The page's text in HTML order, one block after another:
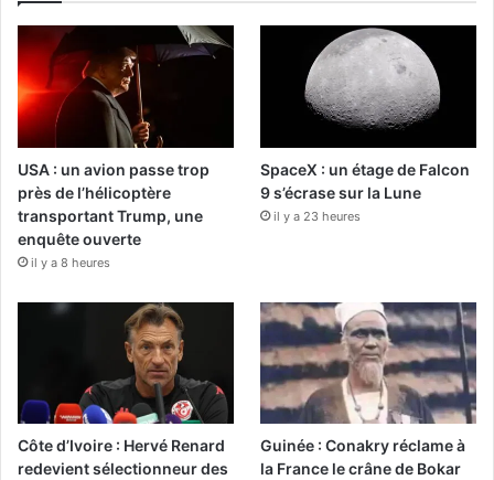
USA : un avion passe trop
près de l’hélicoptère
transportant Trump, une
enquête ouverte
il y a 8 heures
SpaceX : un étage de Falcon
9 s’écrase sur la Lune
il y a 23 heures
Côte d’Ivoire : Hervé Renard
redevient sélectionneur des
Guinée : Conakry réclame à
la France le crâne de Bokar